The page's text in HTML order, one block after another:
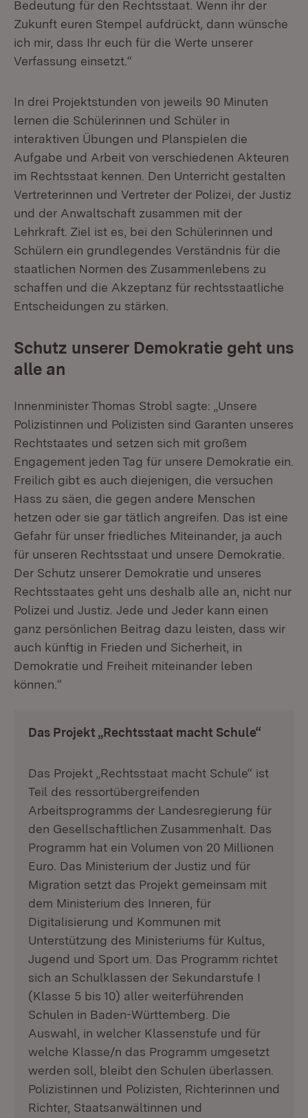
Bedeutung für den Rechtsstaat. Wenn ihr der
Zukunft euren Stempel aufdrückt, dann wünsche
ich mir, dass Ihr euch für die Werte unserer
Verfassung einsetzt.“
In drei Projektstunden von jeweils 90 Minuten
lernen die Schülerinnen und Schüler in
interaktiven Übungen und Planspielen die
Aufgabe und Arbeit von verschiedenen Akteuren
im Rechtsstaat kennen. Den Unterricht gestalten
Vertreterinnen und Vertreter der Polizei, der Justiz
und der Anwaltschaft zusammen mit der
Lehrkraft. Ziel ist es, bei den Schülerinnen und
Schülern ein grundlegendes Verständnis für die
staatlichen Normen des Zusammenlebens zu
schaffen und die Akzeptanz für rechtsstaatliche
Entscheidungen zu stärken.
Schutz unserer Demokratie geht uns
alle an
Innenminister Thomas Strobl sagte: „Unsere
Polizistinnen und Polizisten sind Garanten unseres
Rechtstaates und setzen sich mit großem
Engagement jeden Tag für unsere Demokratie ein.
Freilich gibt es auch diejenigen, die versuchen
Hass zu säen, die gegen andere Menschen
hetzen oder sie gar tätlich angreifen. Das ist eine
Gefahr für unser friedliches Miteinander, ja auch
für unseren Rechtsstaat und unsere Demokratie.
Der Schutz unserer Demokratie und unseres
Rechtsstaates geht uns deshalb alle an, nicht nur
Polizei und Justiz. Jede und Jeder kann einen
ganz persönlichen Beitrag dazu leisten, dass wir
auch künftig in Frieden und Sicherheit, in
Demokratie und Freiheit miteinander leben
können.“
Das Projekt „Rechtsstaat macht Schule“
Das Projekt „Rechtsstaat macht Schule“ ist
Teil des ressortübergreifenden
Arbeitsprogramms der Landesregierung für
den Gesellschaftlichen Zusammenhalt. Das
Programm hat ein Volumen von 20 Millionen
Euro. Das Ministerium der Justiz und für
Migration setzt das Projekt gemeinsam mit
dem Ministerium des Inneren, für
Digitalisierung und Kommunen mit
Unterstützung des Ministeriums für Kultus,
Jugend und Sport um. Das Programm richtet
sich an Schulklassen der Sekundarstufe I
(Klasse 5 bis 10) aller weiterführenden
Schulen in Baden-Württemberg. Die
Auswahl, in welcher Klassenstufe und für
welche Klasse/n das Programm umgesetzt
werden soll, bleibt den Schulen überlassen.
Polizistinnen und Polizisten, Richterinnen und
Richter, Staatsanwältinnen und